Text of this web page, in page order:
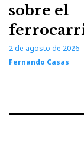
sobre el
2 de agosto de 2026
Fernando Casas